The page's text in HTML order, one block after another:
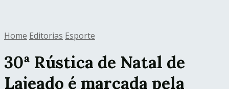
Home Editorias Esporte
30ª Rústica de Natal de
Lajeado é marcada pela